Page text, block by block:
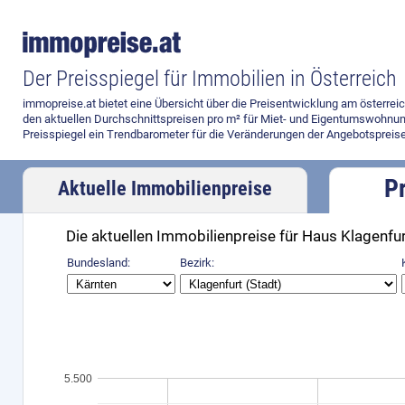
Der Preisspiegel für Immobilien in Österreich
immopreise.at bietet eine Übersicht über die Preisentwicklung am
den aktuellen Durchschnittspreisen pro m² für Miet- und
Preisspiegel ein Trendbarometer für die Veränderungen der
Aktuelle Immobilienpreise
Preisvergleich
Die aktuellen Immobilienpreise für Haus
Bundesland: Bezirk:
5.500